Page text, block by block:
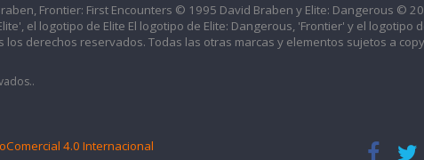
Frontier: First Encounters © 1995 David Braben y Elite: Dangerous ©
el logotipo de Elite El logotipo de Elite: Dangerous, 'Frontier' y el logotipo
derechos reservados. Todas las otras marcas y elementos sujetos a
4.0 Internacional